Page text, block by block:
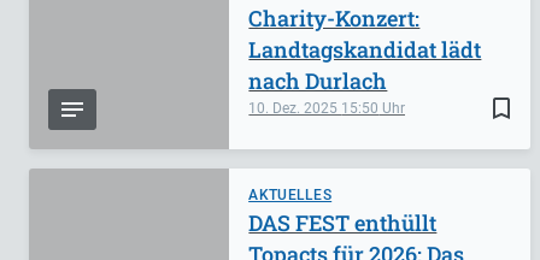
bookmark_border
10. Dez. 2025 15:50
Charity-Konzert:
Landtagskandidat lädt
nach Durlach
AKTUELLES
DAS FEST enthüllt
Topacts für 2026: Das